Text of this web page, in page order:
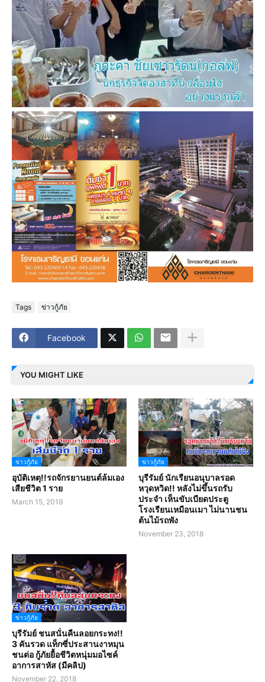
Tags ข่าวกู้ภัย
Facebook
YOU MIGHT LIKE
ข่าวกู้ภัย
อุบัติเหตุ!!รถจักรยานยนต์ล้มเอง
เสียชีวิต 1 ราย
March 15, 2019
ข่าวกู้ภัย
บุรีรัมย์ นักเรียนอนุบาลรอด
หวุดหวิด!! หลังไม่ขึ้นรถรับ
ประจำ เห็นขับเบียดประตู
โรงเรียนเหมือนเมา ไม่นานชน
ต้นไม้รถพัง
November 23, 2018
ข่าวกู้ภัย
บุรีรัมย์ ชนสนั่นคืนลอยกระทง!!
3 คันรวด แท็กซี่ประสานงาหมุน
ชนต่อ กู้ภัยยื้อชีวิตหนุ่มมอไซค์
อาการสาหัส (มีคลิป)
November 22, 2018